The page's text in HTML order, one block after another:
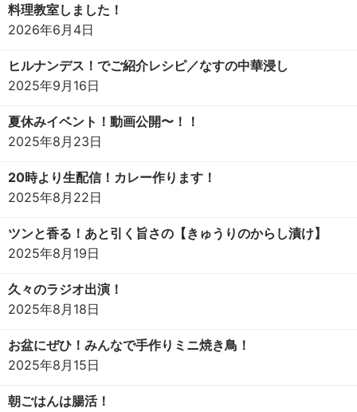
料理教室しました！
2026年6月4日
ヒルナンデス！でご紹介レシピ／なすの中華浸し
2025年9月16日
夏休みイベント！動画公開〜！！
2025年8月23日
20時より生配信！カレー作ります！
2025年8月22日
ツンと香る！あと引く旨さの【きゅうりのからし漬け】
2025年8月19日
久々のラジオ出演！
2025年8月18日
お盆にぜひ！みんなで手作りミニ焼き鳥！
2025年8月15日
朝ごはんは腸活！